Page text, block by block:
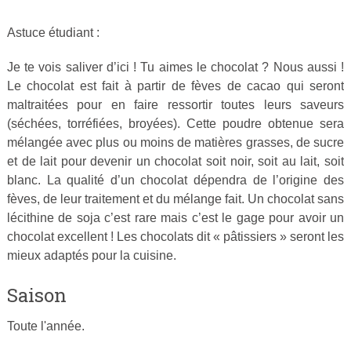
Publié
25
mars
2015
par
Cuisine
Ta
Mère
Astuce étudiant :
Je te vois saliver d’ici ! Tu aimes le chocolat ? Nous aussi !
Le chocolat est fait à partir de fèves de cacao qui seront
maltraitées pour en faire ressortir toutes leurs saveurs
(séchées, torréfiées, broyées). Cette poudre obtenue sera
mélangée avec plus ou moins de matières grasses, de sucre
et de lait pour devenir un chocolat soit noir, soit au lait, soit
blanc. La qualité d’un chocolat dépendra de l’origine des
fèves, de leur traitement et du mélange fait. Un chocolat sans
lécithine de soja c’est rare mais c’est le gage pour avoir un
chocolat excellent ! Les chocolats dit « pâtissiers » seront les
mieux adaptés pour la cuisine.
Saison
Toute l'année.